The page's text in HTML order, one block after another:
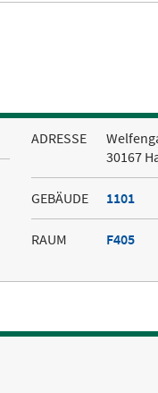
ADRESSE
30167
GEBÄUDE 1101
RAUM F405